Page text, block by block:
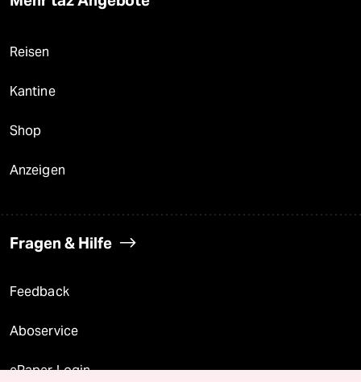
Reisen
Kantine
Shop
Anzeigen
Fragen & Hilfe
Feedback
Aboservice
ePaper Login